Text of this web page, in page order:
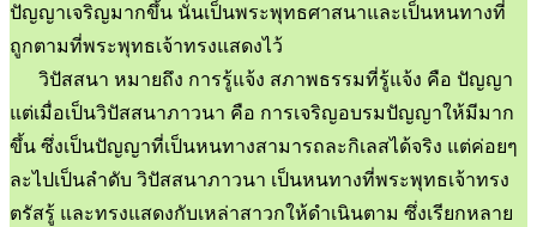
ปัญญาเจริญมากขึ้น นั่นเป็นพระพุทธศาสนาและเป็นหนทางที่
ถูกตามที่พระพุทธเจ้าทรงแสดงไว้
วิปัสสนา หมายถึง การรู้แจ้ง สภาพธรรมที่รู้แจ้ง คือ ปัญญา
แต่เมื่อเป็นวิปัสสนาภาวนา คือ การเจริญอบรมปัญญาให้มีมาก
ขึ้น ซึ่งเป็นปัญญาที่เป็นหนทางสามารถละกิเลสได้จริง แต่ค่อยๆ
ละไปเป็นลำดับ วิปัสสนาภาวนา เป็นหนทางที่พระพุทธเจ้าทรง
ตรัสรู้ และทรงแสดงกับเหล่าสาวกให้ดำเนินตาม ซึ่งเรียกหลาย